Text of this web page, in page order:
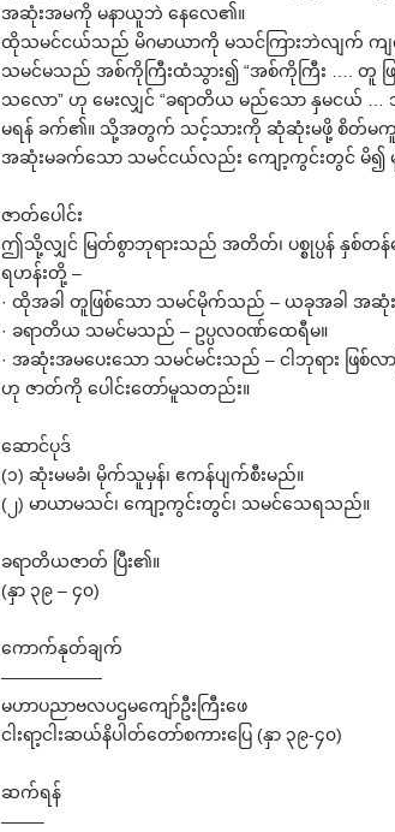
အဆုံးအမကို မနာယူဘဲ နေလေ၏။
ထိုသမင်ငယ်သည် မိဂမာယာကို မသင်ကြားဘဲလျက် ကျ
သမင်မသည် အစ်ကိုကြီးထံသွား၍ “အစ်ကိုကြီး …. တူ ဖြ
သလော” ဟု မေးလျှင် “ခရာတိယ မည်သော နှမငယ် …
မရန် ခက်၏။ သို့အတွက် သင့်သားကို ဆုံဆုံးမဖို့ စိတ်မကူး”
အဆုံးမခက်သော သမင်ငယ်လည်း ကျော့ကွင်းတွင် မိ
ဇာတ်ပေါင်း
ဤသို့လျှင် မြတ်စွာဘုရားသည် အတိတ်၊ ပစ္စုပ္ပန် နှစ်
ရဟန်းတို့ –
· ထိုအခါ တူဖြစ်သော သမင်မိုက်သည် – ယခုအခါ အဆုံ
· ခရာတိယ သမင်မသည် – ဥပ္ပလဝဏ်ထေရီမ။
· အဆုံးအမပေးသော သမင်မင်းသည် – ငါဘုရား ဖြစ်လာ
ဟု ဇာတ်ကို ပေါင်းတော်မူသတည်း။
ဆောင်ပုဒ်
(၁) ဆုံးမမခံ၊ မိုက်သူမှန်၊ ဧကန်ပျက်စီးမည်။
(၂) မာယာမသင်၊ ကျော့ကွင်းတွင်၊ သမင်သေရသည်။
ခရာတိယဇာတ် ပြီး၏။
(နှာ ၃၉ – ၄၀)
ကောက်နုတ်ချက်
——————
မဟာပညာဗလပဌမကျော်ဦးကြီးဖေ
ငါးရာ့ငါးဆယ်နိပါတ်တော်စကားပြေ (နှာ ၃၉-၄၀)
ဆက်ရန်
——–